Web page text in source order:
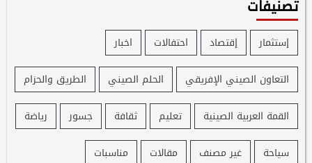
تصنيفات
إستثمار إقتصاد احتفالات
اخبار
التعاون الصيني الإفريقي
الحلم الصيني
الطريق والحزام
القمة العربية الصينية
تعليم ثقافة جسور
رياضة
سياحة
غير مصنف مقالات مناسبات